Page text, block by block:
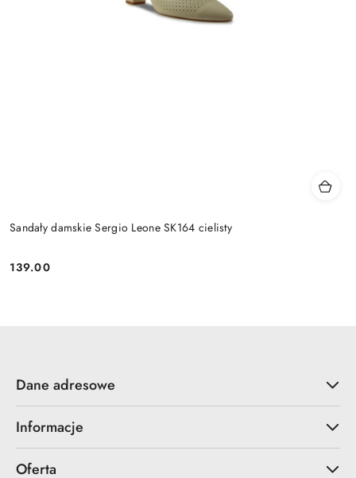
Sandały damskie Sergio Leone SK164 cielisty
Cena:
139.00
Dane adresowe
Informacje
Oferta